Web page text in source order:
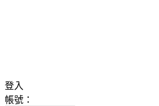
登入
帳號：